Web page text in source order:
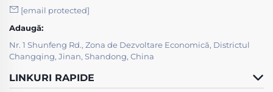
[email protected]
Adaugă:
Nr. 1 Shunfeng Rd., Zona de Dezvoltare Economică, Districtul
Changqing, Jinan, Shandong, China
LINKURI RAPIDE